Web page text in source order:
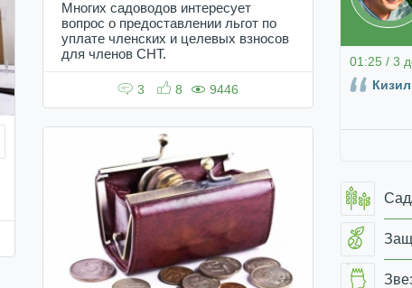
Многих садоводов интересует
вопрос о предоставлении льгот по
уплате членских и целевых взносов
для членов СНТ.
3 8 9446
01:25 / 3